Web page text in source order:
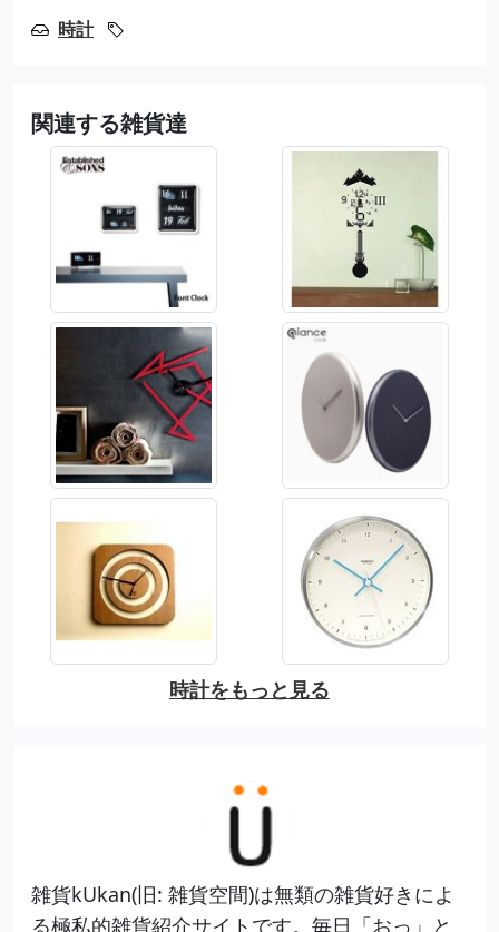
時計
関連する雑貨達
時計をもっと見る
雑貨kUkan(旧: 雑貨空間)は無類の雑貨好きによ
る極私的雑貨紹介サイトです。毎日「おっ」と